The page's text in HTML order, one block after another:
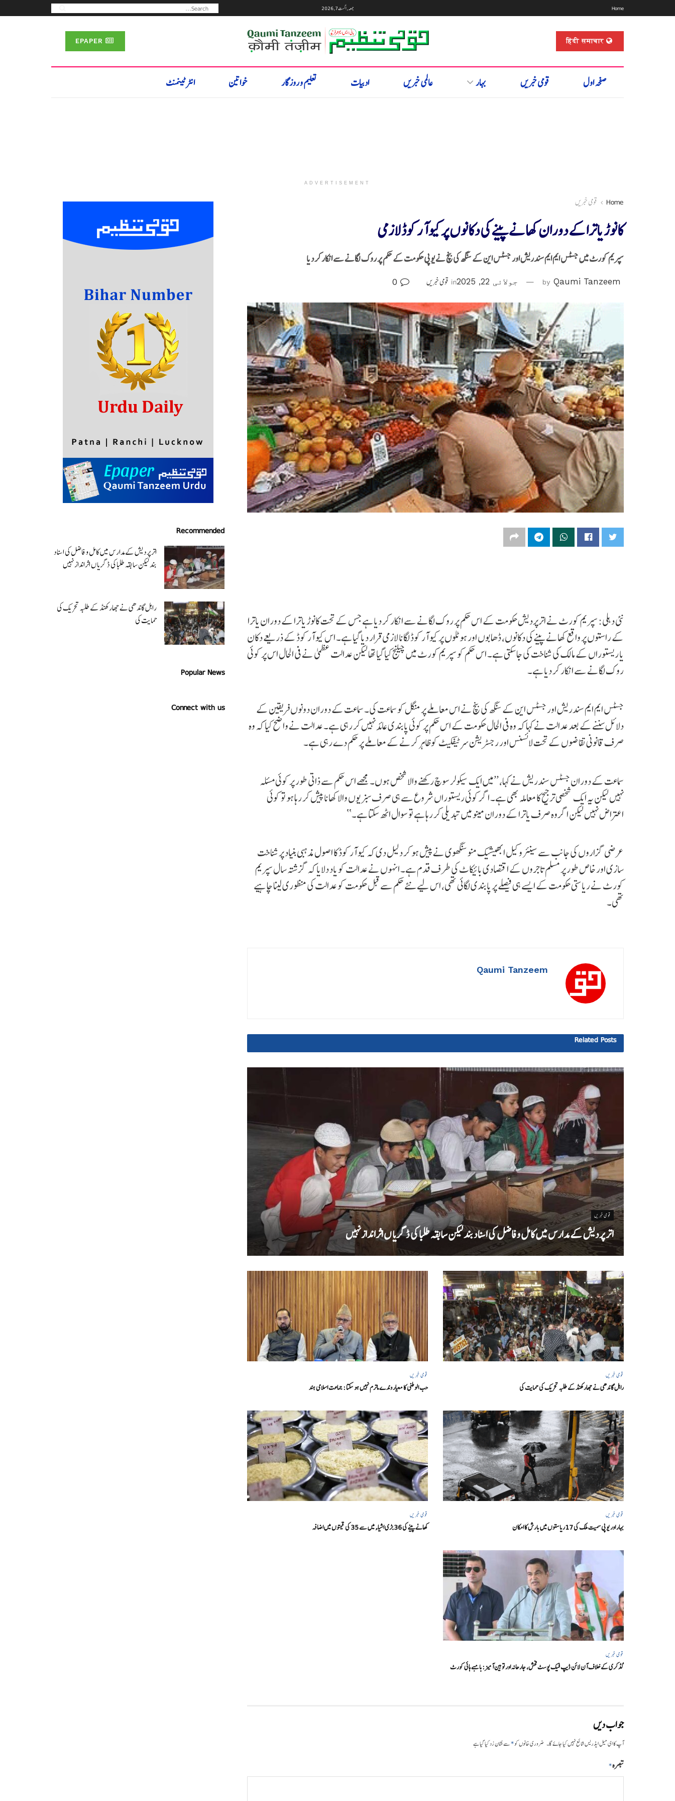
Home جمعہ, اگست 7, 2026
हिंदी समाचार
صفحہ اول قومی خبریں بہار عالمی خبریں ادبیات تعلیم و روزگار خواتین انٹرٹینمنٹ
ADVERTISEMENT
Home قومی خبریں
کانوڑ یاترا کے دوران کھانے پینے کی دکانوں پر کیو آر کوڈ لازمی
سپریم کورٹ میں جسٹس ایم ایم سندریش اور جسٹس این کے سنگھ کی بنچ نے یوپی حکومت کے حکم پر روک لگانے سے انکار کر دیا
by Qaumi Tanzeem جولائی 22, 2025 in قومی خبریں
نئی دہلی: سپریم کورٹ نے اترپردیش حکومت کے اس حکم پر روک لگانے سے انکار کر دیا ہے جس کے تحت کانوڑ یاترا کے دوران یاترا
کے راستوں پر واقع کھانے پینے کی دکانوں، ڈھابوں اور ہوٹلوں پر کیو آر کوڈ لگانا لازمی قرار دیا گیا ہے۔ اس کیو آر کوڈ کے ذریعے دکان
یا ریستوراں کے مالک کی شناخت کی جا سکتی ہے۔ اس حکم کو سپریم کورٹ میں چیلنج کیا گیا تھا لیکن عدالت عظمیٰ نے فی الحال اس پر کوئی
روک لگانے سے انکار کر دیا ہے۔
جسٹس ایم ایم سندریش اور جسٹس این کے سنگھ کی بنچ نے اس معاملے پر منگل کو سماعت کی۔ سماعت کے دوران دونوں فریقین کے
دلائل سننے کے بعد عدالت نے کہا کہ وہ فی الحال حکومت کے اس حکم پر کوئی پابندی عائد نہیں کر رہی ہے۔ عدالت نے واضح کیا کہ وہ
صرف قانونی تقاضوں کے تحت لائسنس اور رجسٹریشن سرٹیفکیٹ کو ظاہر کرنے کے معاملے پر حکم دے رہی ہے۔
سماعت کے دوران جسٹس سندریش نے کہا، ’’میں ایک سیکولر سوچ رکھنے والا شخص ہوں۔ مجھے اس حکم سے ذاتی طور پر کوئی مسئلہ
نہیں لیکن یہ ایک شخصی ترجیح کا معاملہ بھی ہے۔ اگر کوئی ریستوراں شروع سے ہی صرف سبزیوں والا کھانا پیش کر رہا ہو تو کوئی
اعتراض نہیں لیکن اگر وہ صرف یاترا کے دوران مینو میں تبدیلی کر رہا ہے تو سوال اٹھ سکتا ہے۔‘‘
عرضی گزاروں کی جانب سے سینئر وکیل ابھیشیک منو سنگھوی نے پیش ہو کر دلیل دی کہ کیو آر کوڈ کا اصول مذہبی بنیاد پر شناخت
سازی اور خاص طور پر مسلم تاجروں کے اقتصادی بائیکاٹ کی طرف قدم ہے۔ انہوں نے عدالت کو یاد دلایا کہ گزشتہ سال سپریم
کورٹ نے ریاستی حکومت کے ایسے ہی فیصلے پر پابندی لگائی تھی، اس لیے نئے حکم سے قبل حکومت کو عدالت کی منظوری لینا چاہیے
تھی۔
Qaumi Tanzeem
Related Posts
قومی خبریں
اتر پردیش کےمدارس میں کامل و فاضل کی اسناد بند لیکن سابقہ طلبا کی ڈگریا ں اثرانداز نہیں
قومی خبریں
راہل گاندھی نے جھارکھنڈ کے طلبہ تحریک کی حمایت کی
قومی خبریں
حب الوطنی کا معیار وندے ماترم نہیں ہو سکتا : جماعت اسلامی ہند
قومی خبریں
بہار اور یو پی سمیت ملک کی 17ریاستوں میں بارش کا امکان
قومی خبریں
کھانے پینے کی 36 بڑی اشیاء میں سے 35 کی قیمتوں میں اضافہ
قومی خبریں
گڈکری کے خلاف آن لائن ڈیپ فیک پوسٹ فحش، جارحانہ اور توہین آمیز:بامبے ہائی کورٹ
جواب دیں
آپ کا ای میل ایڈریس شائع نہیں کیا جائے گا۔ ضروری خانوں کو*سے نشان زد کیا گیا ہے
تبصرہ*
Recommended
اتر پردیش کےمدارس میں کامل و فاضل کی اسناد
بند لیکن سابقہ طلبا کی ڈگریا ں اثرانداز نہیں
راہل گاندھی نے جھارکھنڈ کے طلبہ تحریک کی
حمایت کی
Popular News
Connect with us